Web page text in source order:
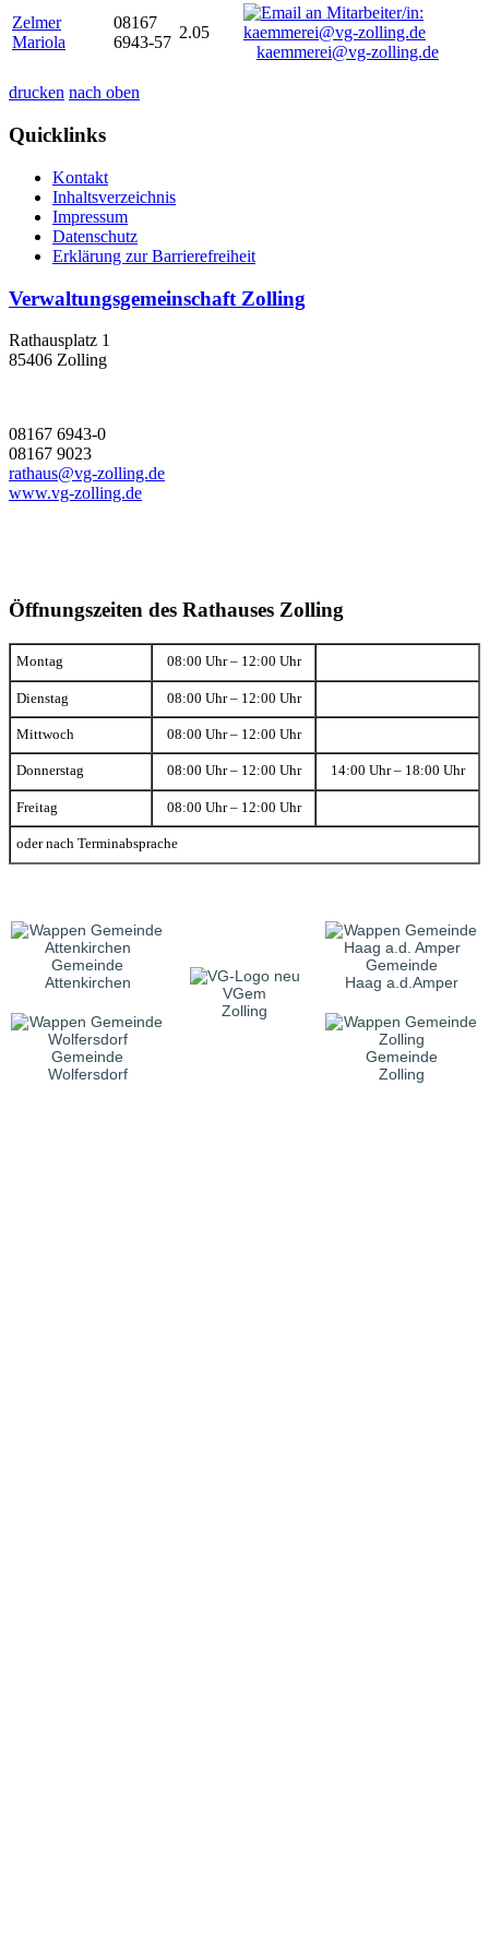
Zelmer
Mariola
08167
6943-57
2.05
kaemmerei@vg-zolling.de
drucken nach oben
Quicklinks
Kontakt
Inhaltsverzeichnis
Impressum
Datenschutz
Erklärung zur Barrierefreiheit
Verwaltungsgemeinschaft Zolling
Rathausplatz 1
85406 Zolling
08167 6943-0
08167 9023
rathaus@vg-zolling.de
www.vg-zolling.de
Öffnungszeiten des Rathauses Zolling
Montag 08:00 Uhr – 12:00 Uhr
Dienstag 08:00 Uhr – 12:00 Uhr
Mittwoch 08:00 Uhr – 12:00 Uhr
Donnerstag 08:00 Uhr – 12:00 Uhr 14:00 Uhr – 18:00 Uhr
Freitag 08:00 Uhr – 12:00 Uhr
oder nach Terminabsprache
Gemeinde
Attenkirchen
VGem
Zolling
Gemeinde
Haag a.d.Amper
Gemeinde
Wolfersdorf
Gemeinde
Zolling